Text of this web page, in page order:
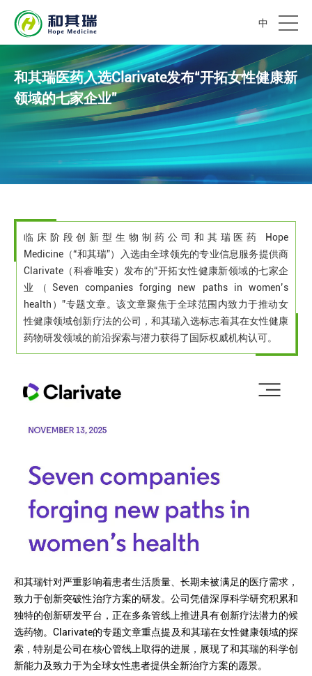
中
和其瑞医药入选Clarivate发布“开拓女性健康新
领域的七家企业”
临床阶段创新型生物制药公司和其瑞医药 Hope
Medicine（“和其瑞”）入选由全球领先的专业信息服务提供商
Clarivate（科睿唯安）发布的“开拓女性健康新领域的七家企
业（Seven companies forging new paths in women’s
health）”专题文章。该文章聚焦于全球范围内致力于推动女
性健康领域创新疗法的公司，和其瑞入选标志着其在女性健康
药物研发领域的前沿探索与潜力获得了国际权威机构认可。
和其瑞针对严重影响着患者生活质量、长期未被满足的医疗需求，
致力于创新突破性治疗方案的研发。公司凭借深厚科学研究积累和
独特的创新研发平台，正在多条管线上推进具有创新疗法潜力的候
选药物。Clarivate的专题文章重点提及和其瑞在女性健康领域的探
索，特别是公司在核心管线上取得的进展，展现了和其瑞的科学创
新能力及致力于为全球女性患者提供全新治疗方案的愿景。